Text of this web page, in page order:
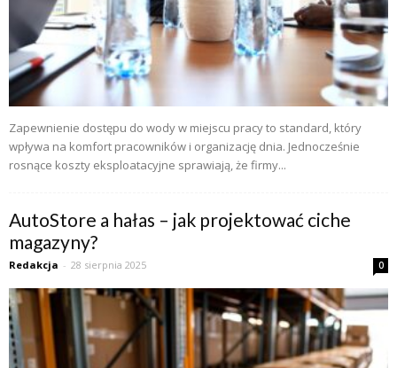
Zapewnienie dostępu do wody w miejscu pracy to standard, który
wpływa na komfort pracowników i organizację dnia. Jednocześnie
rosnące koszty eksploatacyjne sprawiają, że firmy...
AutoStore a hałas – jak projektować ciche
magazyny?
Redakcja - 28 sierpnia 2025 0